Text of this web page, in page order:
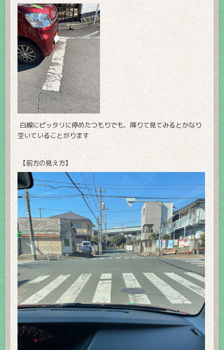
白線にピッタリに停めたつもりでも、降りて見てみるとかなり
空いていることがります
【前方の見え方】